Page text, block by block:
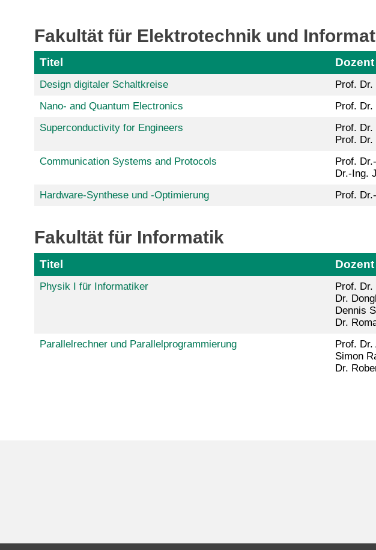
Fakultät für Elektrotechnik und
Titel Dozent
Design digitaler Schaltkreise Prof.
Nano- and Quantum Electronics
Prof.
Superconductivity for Engineers
Prof.
Prof. Dr.
Communication Systems and Protocols
Prof.
Dr.-Ing.
Hardware-Synthese und -Optimierung Prof.
Fakultät für Informatik
Titel Dozent
Physik I für Informatiker
Prof. Dr.
Dr.
Dennis
Dr.
Parallelrechner und Parallelprogrammierung
Prof. Dr.
Simon
Dr.